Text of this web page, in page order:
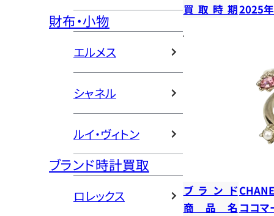
財布・小物
エルメス
シャネル
ルイ・ヴィトン
ブランド時計買取
ロレックス
買取時期2025
ブランド
商品名 ココ